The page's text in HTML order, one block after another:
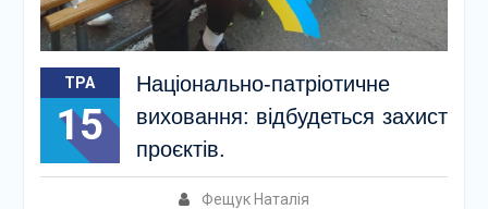
ТРА
15
Національно-патріотичне
виховання: відбудеться захист
проєктів.
Фещук Наталія